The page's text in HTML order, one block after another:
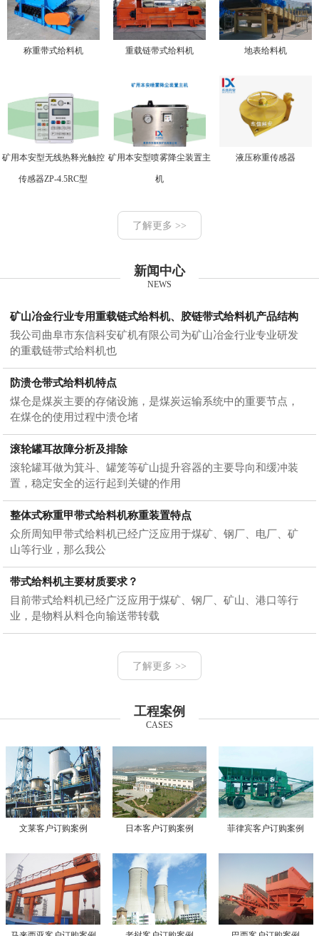
称重带式给料机 重载链带式给料机 地表给料机
矿用本安型无线热释光触控
传感器ZP-4.5RC型
矿用本安型喷雾降尘装置主
机
液压称重传感器
了解更多 >>
新闻中心
NEWS
矿山冶金行业专用重载链式给料机、胶链带式给料机产品结构
我公司曲阜市东信科安矿机有限公司为矿山冶金行业专业研发
的重载链带式给料机也
防溃仓带式给料机特点
煤仓是煤炭主要的存储设施，是煤炭运输系统中的重要节点，
在煤仓的使用过程中溃仓堵
滚轮罐耳故障分析及排除
滚轮罐耳做为箕斗、罐笼等矿山提升容器的主要导向和缓冲装
置，稳定安全的运行起到关键的作用
整体式称重甲带式给料机称重装置特点
众所周知甲带式给料机已经广泛应用于煤矿、钢厂、电厂、矿
山等行业，那么我公
带式给料机主要材质要求？
目前带式给料机已经广泛应用于煤矿、钢厂、矿山、港口等行
业，是物料从料仓向输送带转载
了解更多 >>
工程案例
CASES
文莱客户订购案例 日本客户订购案例 菲律宾客户订购案例